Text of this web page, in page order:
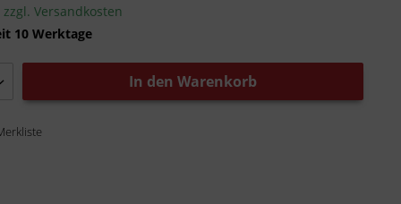
zzgl. Versandkosten
10 Werktage
In den Warenkorb